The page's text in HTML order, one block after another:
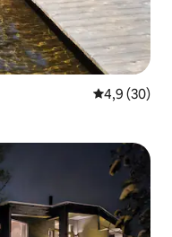
Gemiddelde
4,9 (30)